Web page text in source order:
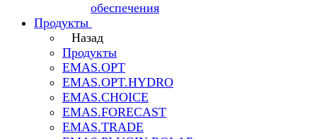
обеспечения
Продукты
Назад
Продукты
EMAS.OPT
EMAS.OPT.HYDRO
EMAS.CHOICE
EMAS.FORECAST
EMAS.TRADE